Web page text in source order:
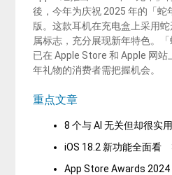
後，今年为庆祝 2025 年的「蛇
版。这款耳机在充电盒上采用
属标志，充分展现新年特色。
已在 Apple Store 和 Apple 网
年礼物的消费者需把握机会。
重点文章
8 个与 AI 无关但却很实
iOS 18.2 新功能全面看
App Store Awards